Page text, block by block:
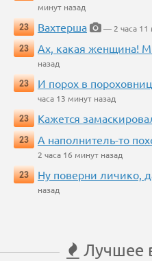
минут назад
23
Вахтерша
— 2 часа 11
23
Ах, какая женщина!
назад
23
И порох в
часа 13 минут назад
23
Кажется
23
А наполнитель-то
2 часа 16 минут назад
23
Ну поверни личико,
назад
Лучшее